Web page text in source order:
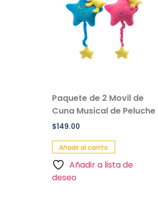
Paquete de 2 Movil de
Cuna Musical de Peluche
$149.00
Añadir al carrito
Añadir a lista de
deseo